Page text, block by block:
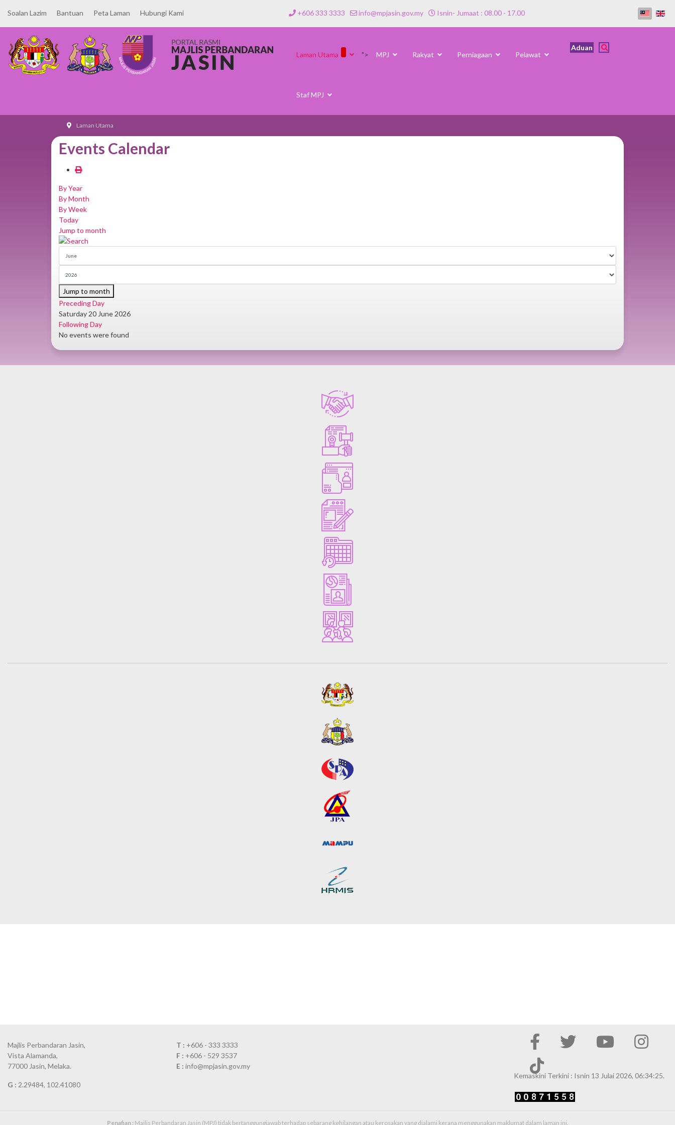
Soalan Lazim Bantuan Peta Laman Hubungi Kami +606 333 3333 info@mpjasin.gov.my Isnin- Jumaat : 08.00 - 17.00
Laman Utama "> MPJ Rakyat Perniagaan Pelawat
Staf MPJ
Aduan
Laman Utama
Events Calendar
By Year
By Month
By Week
Today
Jump to month
Jump to month
Preceding Day
Saturday 20 June 2026
Following Day
No events were found
Majlis Perbandaran Jasin,
Vista Alamanda,
77000 Jasin, Melaka.
G : 2.29484, 102.41080
T : +606 - 333 3333
F : +606 - 529 3537
E : info@mpjasin.gov.my
Kemaskini Terkini : Isnin 13 Julai 2026, 06:34:25.
Penafian : Majlis Perbandaran Jasin (MPJ) tidak bertanggungjawab terhadap sebarang kehilangan atau kerosakan yang dialami kerana menggunakan maklumat dalam laman ini.